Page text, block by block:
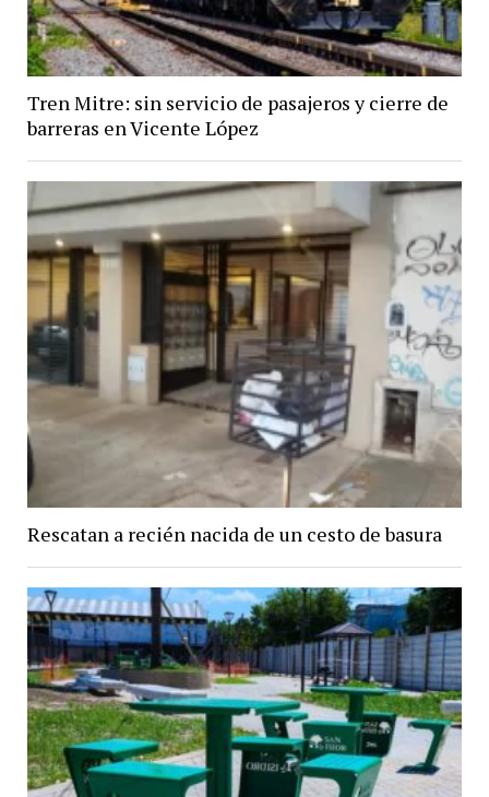
Tren Mitre: sin servicio de pasajeros y cierre de
barreras en Vicente López
Rescatan a recién nacida de un cesto de basura